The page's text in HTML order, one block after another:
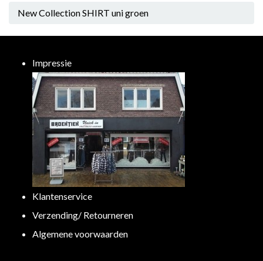
New Collection SHIRT uni groen
Impressie
Klantenservice
Verzending/ Retourneren
Algemene voorwaarden